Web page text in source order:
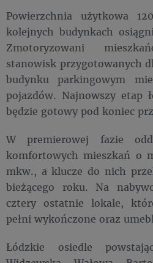
Powierzchnia użytkowa
kolejnych budynkach
Zmotoryzowani
stanowisk przygotowanych
budynku parkingowym
pojazdów. Najnowszy etap
będzie gotowy pod koniec
W premierowej fazie
komfortowych mieszkań o
mkw., a klucze do nich
bieżącego roku. Na
cztery ostatnie lokale,
pełni wykończone oraz
Łódzkie osiedle